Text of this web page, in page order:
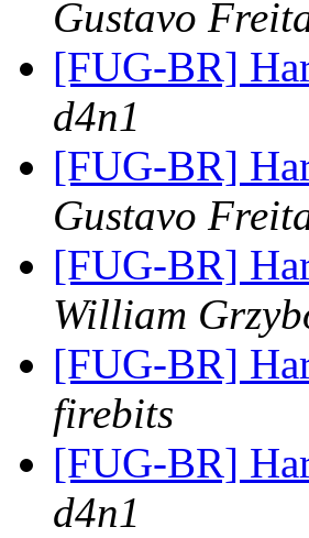
Gustavo
[FUG-BR]
d4n1
[FUG-BR]
Gustavo
[FUG-BR]
William
[FUG-BR]
firebits
[FUG-BR]
d4n1